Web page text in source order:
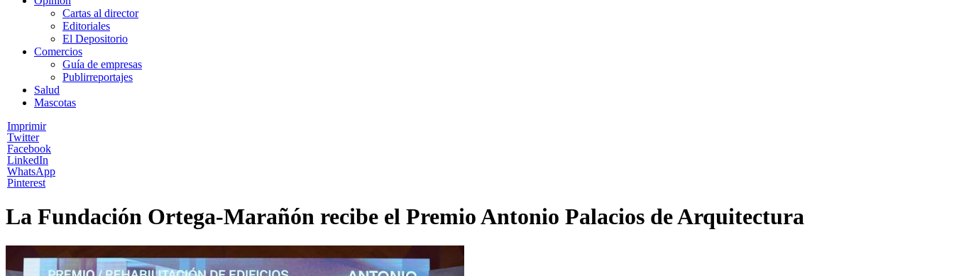
Cartas al director
Editoriales
El Depositorio
Comercios
Guía de empresas
Publirreportajes
Salud
Mascotas
Imprimir
Twitter
Facebook
LinkedIn
WhatsApp
Pinterest
La Fundación Ortega-Marañón recibe el Premio Antonio Palacios de Arquitectura